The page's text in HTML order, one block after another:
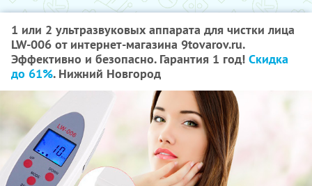
1 или 2 ультразвуковых аппарата для чистки лица
LW-006 от интернет-магазина 9tovarov.ru.
Эффективно и безопасно. Гарантия 1 год! Скидка
до 61%. Нижний Новгород